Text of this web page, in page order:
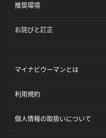
推奨環境
お詫びと訂正
マイナビウーマンとは
利用規約
個人情報の取扱いについて